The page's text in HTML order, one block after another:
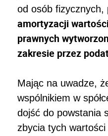
od osób fizycznych,
amortyzacji
prawnych
zakresie przez
Mając na uwadze,
wspólnikiem w
dojść do powstania
zbycia tych wartości